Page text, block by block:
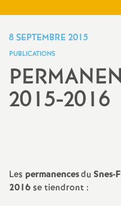
8 SEPTEMBRE 2015
PUBLICATIONS
2015-2016
Les permanencesduSnes-
2016se tiendront :